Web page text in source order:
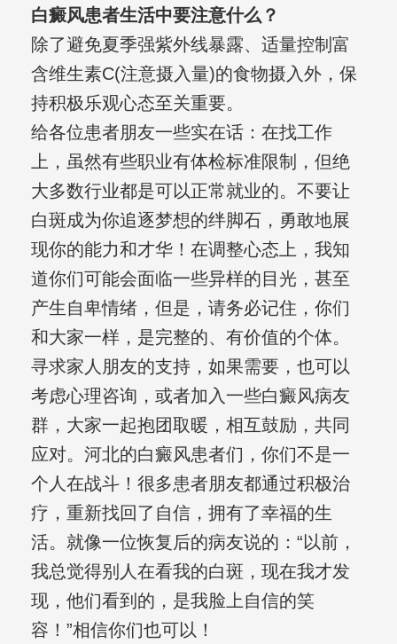
白癜风患者生活中要注意什么？
除了避免夏季强紫外线暴露、适量控制富
含维生素C(注意摄入量)的食物摄入外，保
持积极乐观心态至关重要。
给各位患者朋友一些实在话：在找工作
上，虽然有些职业有体检标准限制，但绝
大多数行业都是可以正常就业的。不要让
白斑成为你追逐梦想的绊脚石，勇敢地展
现你的能力和才华！在调整心态上，我知
道你们可能会面临一些异样的目光，甚至
产生自卑情绪，但是，请务必记住，你们
和大家一样，是完整的、有价值的个体。
寻求家人朋友的支持，如果需要，也可以
考虑心理咨询，或者加入一些白癜风病友
群，大家一起抱团取暖，相互鼓励，共同
应对。河北的白癜风患者们，你们不是一
个人在战斗！很多患者朋友都通过积极治
疗，重新找回了自信，拥有了幸福的生
活。就像一位恢复后的病友说的：“以前，
我总觉得别人在看我的白斑，现在我才发
现，他们看到的，是我脸上自信的笑
容！”相信你们也可以！